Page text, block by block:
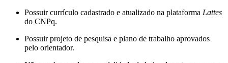
Possuir currículo cadastrado e atualizado na plataforma Lattes
do CNPq.
Possuir projeto de pesquisa e plano de trabalho aprovados
pelo orientador.